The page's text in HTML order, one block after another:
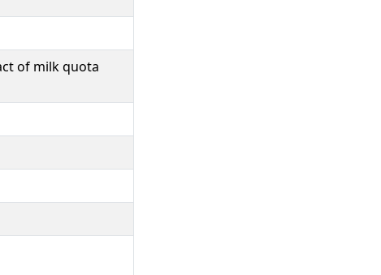
of milk quota